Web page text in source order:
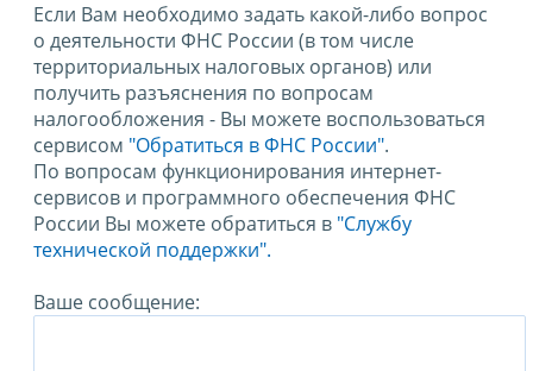
Если Вам необходимо задать какой-либо вопрос
о деятельности ФНС России (в том числе
территориальных налоговых органов) или
получить разъяснения по вопросам
налогообложения - Вы можете воспользоваться
сервисом "Обратиться в ФНС России".
По вопросам функционирования интернет-
сервисов и программного обеспечения ФНС
России Вы можете обратиться в "Службу
технической поддержки".
Ваше сообщение: